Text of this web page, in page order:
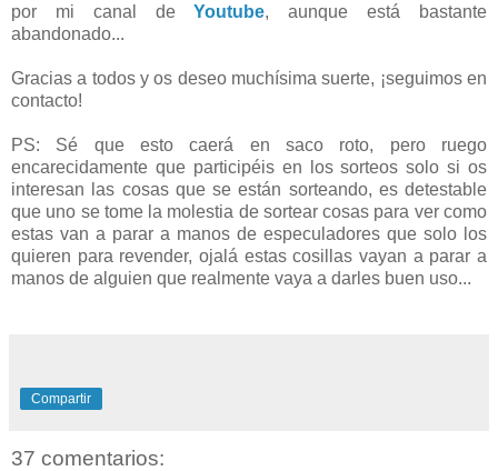
por mi canal deYoutube, aunque está bastante
abandonado...
Gracias a todos y os deseo muchísima suerte, ¡seguimos en
contacto!
PS: Sé que esto caerá en saco roto, pero ruego
encarecidamente que participéis en los sorteos solo si os
interesan las cosas que se están sorteando, es detestable
que uno se tome la molestia de sortear cosas para ver como
estas van a parar a manos de especuladores que solo los
quieren para revender, ojalá estas cosillas vayan a parar a
manos de alguien que realmente vaya a darles buen uso...
Compartir
37 comentarios: